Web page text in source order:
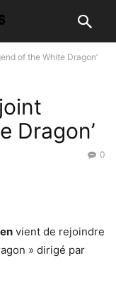
of the White Dragon’
Dragon’
0
vient de rejoindre
» dirigé par